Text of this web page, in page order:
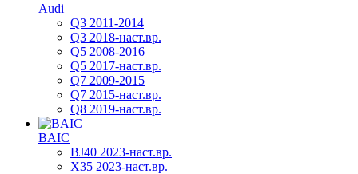
Audi
Q3 2011-2014
Q3 2018-наст.вр.
Q5 2008-2016
Q5 2017-наст.вр.
Q7 2009-2015
Q7 2015-наст.вр.
Q8 2019-наст.вр.
BAIC
BJ40 2023-наст.вр.
X35 2023-наст.вр.